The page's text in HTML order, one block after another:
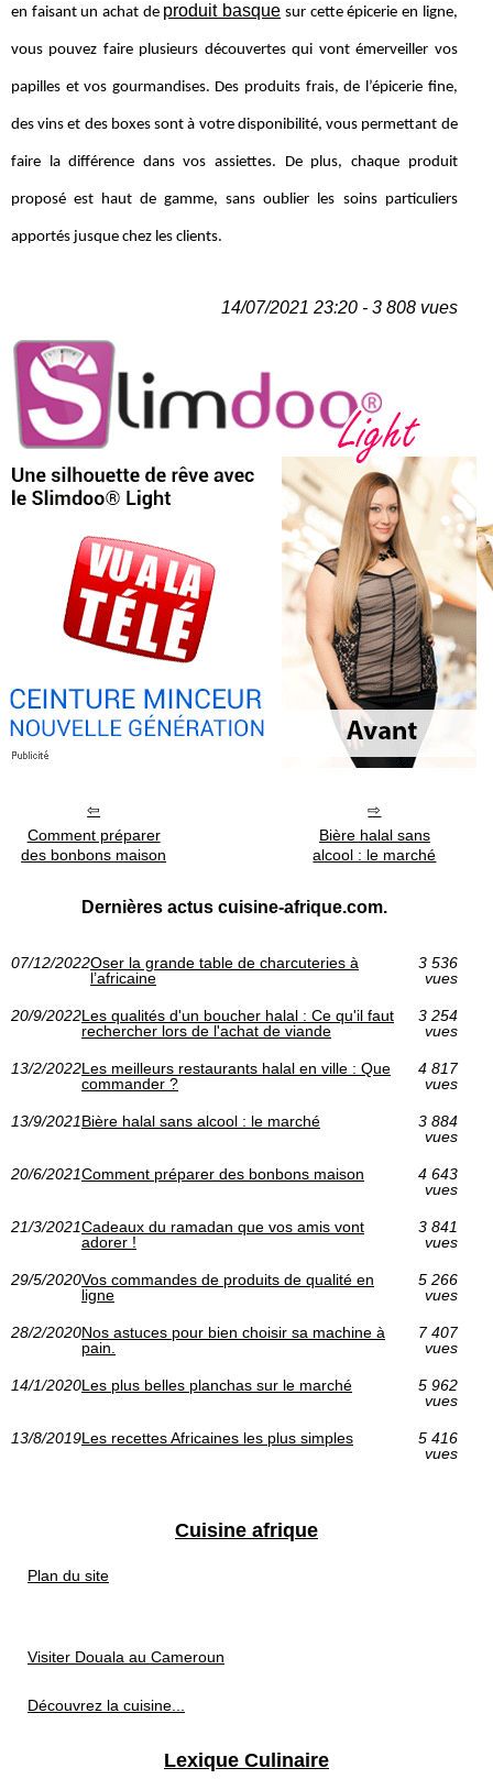
en faisant un achat de produit basque sur cette épicerie en ligne,
vous pouvez faire plusieurs découvertes qui vont émerveiller vos
papilles et vos gourmandises. Des produits frais, de l’épicerie fine,
des vins et des boxes sont à votre disponibilité, vous permettant de
faire la différence dans vos assiettes. De plus, chaque produit
proposé est haut de gamme, sans oublier les soins particuliers
apportés jusque chez les clients.
14/07/2021 23:20 - 3 808 vues
Comment préparer
des bonbons maison
Bière halal sans
alcool : le marché
Dernières actus cuisine-afrique.com.
07/12/2022Oser la grande table de charcuteries à
l’africaine
3 536
vues
20/9/2022Les qualités d'un boucher halal : Ce qu'il faut
rechercher lors de l'achat de viande
3 254
vues
13/2/2022Les meilleurs restaurants halal en ville : Que
commander ?
4 817
vues
13/9/2021Bière halal sans alcool : le marché
3 884
vues
20/6/2021Comment préparer des bonbons maison
4 643
vues
21/3/2021Cadeaux du ramadan que vos amis vont
adorer !
3 841
vues
29/5/2020Vos commandes de produits de qualité en
ligne
5 266
vues
28/2/2020Nos astuces pour bien choisir sa machine à
pain.
7 407
vues
14/1/2020Les plus belles planchas sur le marché
5 962
vues
13/8/2019Les recettes Africaines les plus simples
5 416
vues
Cuisine afrique
Plan du site
Visiter Douala au Cameroun
Découvrez la cuisine...
Lexique Culinaire